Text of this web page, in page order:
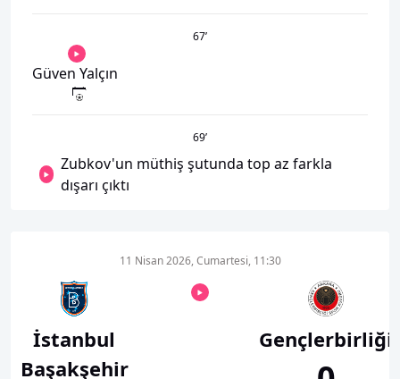
67’
Güven Yalçın
69’
Zubkov'un müthiş şutunda top az farkla
dışarı çıktı
İstanbul
Başakşehir
11 Nisan 2026, Cumartesi, 11:30
Gençlerbirliği